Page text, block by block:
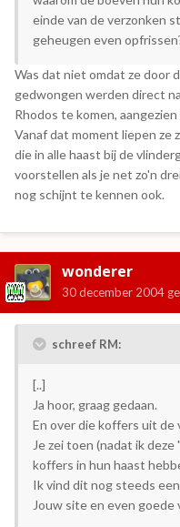
einde van de verzonken
geheugen even
Was dat niet omdat ze door
gedwongen werden direct
Rhodos te komen,
Vanaf dat moment liepen ze
die in alle haast bij de
voorstellen als je net zo'n
nog schijnt te kennen ook.
wonderer
30 december 2004
schreef RM:
[..]
Ja hoor, graag gedaan.
En over die koffers uit de
Je zei toen (nadat ik
koffers in hun haast
Ik vind dit nog steeds een
Jouw site en even goede